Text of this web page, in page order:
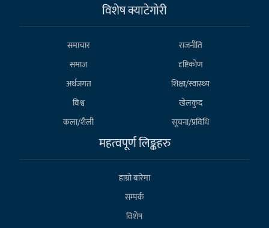
विशेष क्याटेगाेरी
समाचार
राजनीति
समाज
दृष्टिकोण
अर्थजगत
शिक्षा/स्वास्थ्य
विश्व
खेलकुद
कला/शैली
सूचना/प्रविधि
महत्वपूर्ण लिङ्कहरु
हाम्राे बारेमा
सम्पर्क
विशेष